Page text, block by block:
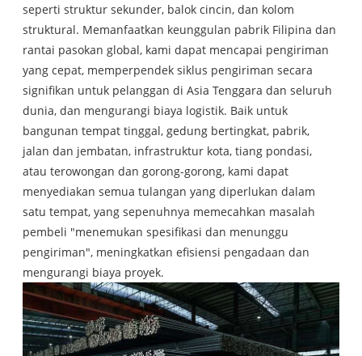
seperti struktur sekunder, balok cincin, dan kolom
struktural. Memanfaatkan keunggulan pabrik Filipina dan
rantai pasokan global, kami dapat mencapai pengiriman
yang cepat, memperpendek siklus pengiriman secara
signifikan untuk pelanggan di Asia Tenggara dan seluruh
dunia, dan mengurangi biaya logistik. Baik untuk
bangunan tempat tinggal, gedung bertingkat, pabrik,
jalan dan jembatan, infrastruktur kota, tiang pondasi,
atau terowongan dan gorong-gorong, kami dapat
menyediakan semua tulangan yang diperlukan dalam
satu tempat, yang sepenuhnya memecahkan masalah
pembeli "menemukan spesifikasi dan menunggu
pengiriman", meningkatkan efisiensi pengadaan dan
mengurangi biaya proyek.